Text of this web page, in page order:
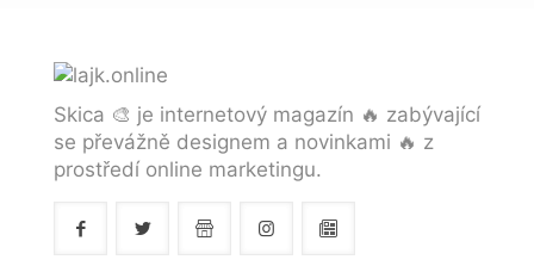
Skica 🎨 je internetový magazín 🔥 zabývající
se převážně designem a novinkami 🔥 z
prostředí online marketingu.